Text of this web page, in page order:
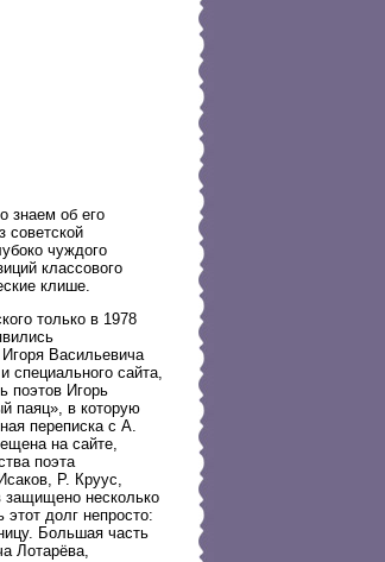
знаем об его
советской
чуждого
классового
клише.
только в 1978
Васильевича
специального сайта,
поэтов Игорь
паяц», в которую
переписка с А.
на сайте,
поэта
Р. Круус,
защищено несколько
долг непросто:
Большая часть
Лотарёва,